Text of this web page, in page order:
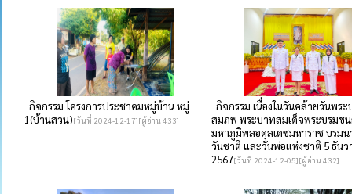
กิจกรรม โครงการประชาคมหมู่บ้าน หมู่
1(บ้านสวน)[วันที่ 2024-12-17][ผู้อ่าน 433]
กิจกรรม เนื่องในวันคล้ายวันพระ
สมภพ พระบาทสมเด็จพระบรมชน
มหาภูมิพลอดุลเดชมหาราช บรม
วันชาติ และวันพ่อแห่งชาติ 5 ธันว
2567[วันที่ 2024-12-05][ผู้อ่าน 432]